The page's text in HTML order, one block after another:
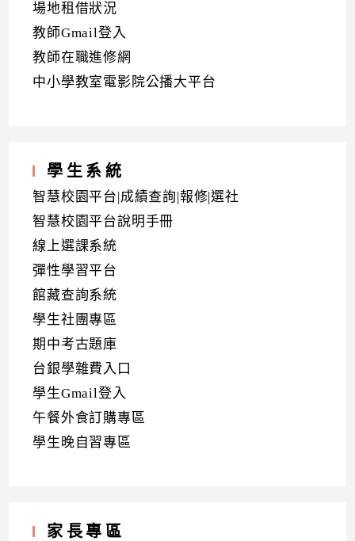
場地租借狀況
教師Gmail登入
教師在職進修網
中小學教室電影院公播大平台
學生系統
智慧校園平台|成績查詢|報修|選社
智慧校園平台說明手冊
線上選課系統
彈性學習平台
館藏查詢系統
學生社團專區
期中考古題庫
台銀學雜費入口
學生Gmail登入
午餐外食訂購專區
學生晚自習專區
家長專區